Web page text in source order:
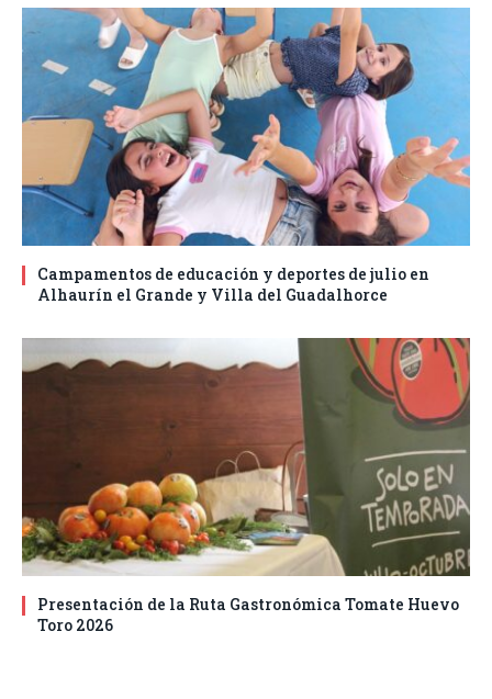
Campamentos de educación y deportes de julio en
Alhaurín el Grande y Villa del Guadalhorce
Presentación de la Ruta Gastronómica Tomate Huevo
Toro 2026